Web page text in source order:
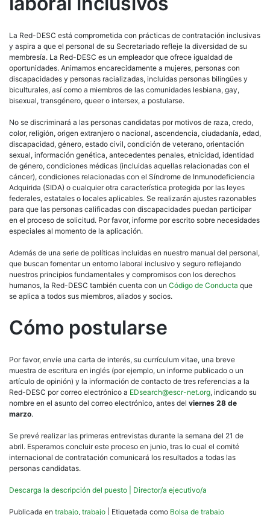
La Red-DESC está comprometida con prácticas de contratación inclusivas
y aspira a que el personal de su Secretariado refleje la diversidad de su
membresía. La Red-DESC es un empleador que ofrece igualdad de
oportunidades. Animamos encarecidamente a mujeres, personas con
discapacidades y personas racializadas, incluidas personas bilingües y
biculturales, así como a miembros de las comunidades lesbiana, gay,
bisexual, transgénero, queer o intersex, a postularse.
No se discriminará a las personas candidatas por motivos de raza, credo,
color, religión, origen extranjero o nacional, ascendencia, ciudadanía, edad,
discapacidad, género, estado civil, condición de veterano, orientación
sexual, información genética, antecedentes penales, etnicidad, identidad
de género, condiciones médicas (incluidas aquellas relacionadas con el
cáncer), condiciones relacionadas con el Síndrome de Inmunodeficiencia
Adquirida (SIDA) o cualquier otra característica protegida por las leyes
federales, estatales o locales aplicables. Se realizarán ajustes razonables
para que las personas calificadas con discapacidades puedan participar
en el proceso de solicitud. Por favor, informe por escrito sobre necesidades
especiales al momento de la aplicación.
Además de una serie de políticas incluidas en nuestro manual del personal,
que buscan fomentar un entorno laboral inclusivo y seguro reflejando
nuestros principios fundamentales y compromisos con los derechos
humanos, la Red-DESC también cuenta con un Código de Conducta que
se aplica a todos sus miembros, aliados y socios.
Cómo postularse
Por favor, envíe una carta de interés, su currículum vitae, una breve
muestra de escritura en inglés (por ejemplo, un informe publicado o un
artículo de opinión) y la información de contacto de tres referencias a la
Red-DESC por correo electrónico a EDsearch@escr-net.org, indicando su
nombre en el asunto del correo electrónico, antes del viernes 28 de
marzo.
Se prevé realizar las primeras entrevistas durante la semana del 21 de
abril. Esperamos concluir este proceso en junio, tras lo cual el comité
internacional de contratación comunicará los resultados a todas las
personas candidatas.
Descarga la descripción del puesto | Director/a ejecutivo/a
Publicada en trabajo, trabajo Etiquetada como Bolsa de trabajo